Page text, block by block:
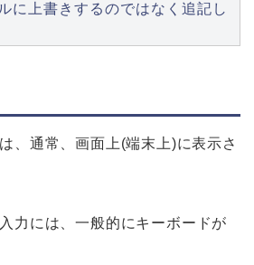
に上書きするのではなく追記し
、通常、画面上(端末上)に表示さ
力には、一般的にキーボードが